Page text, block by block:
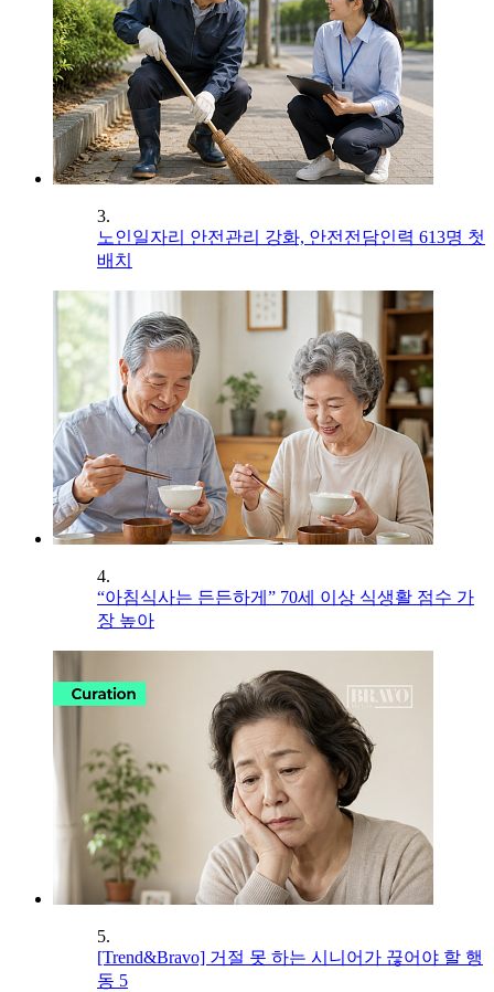
3.
노인일자리 안전관리 강화, 안전전담인력 613명 첫
배치
4.
“아침식사는 든든하게” 70세 이상 식생활 점수 가
장 높아
5.
[Trend&Bravo] 거절 못 하는 시니어가 끊어야 할 행
동 5